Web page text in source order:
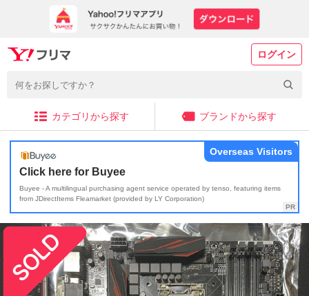
ログイン
カテゴリから探す ブランドから探す
Click here for Buyee
Buyee - A multilingual purchasing agent service operated by tenso, featuring items
from JDirectItems Fleamarket (provided by LY Corporation)
Overseas Visitors